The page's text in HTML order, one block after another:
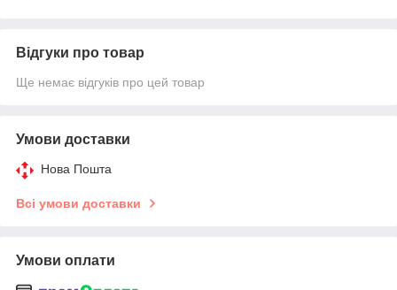
Відгуки про товар
Ще немає відгуків про цей товар
Умови доставки
Нова Пошта
Всі умови доставки
Умови оплати